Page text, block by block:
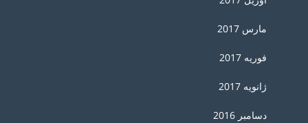
مارس 2017
فوریه 2017
ژانویه 2017
دسامبر 2016